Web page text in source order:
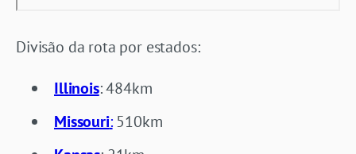
Divisão da rota por estados:
Illinois: 484km
Missouri:510km